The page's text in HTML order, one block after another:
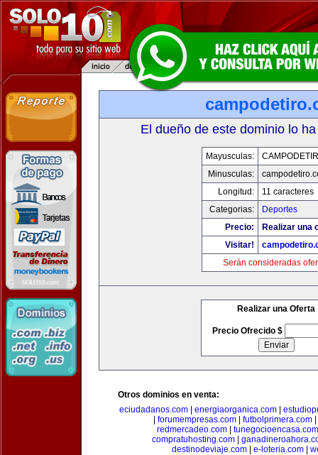
El dueño de este dominio lo
Mayusculas:
Minusculas:
Longitud:
11 caracteres
Categorias:
Deportes
Precio:
Realizar una
Visitar!
Serán consideradas
Realizar una Oferta
Precio Ofrecido $
Otros dominios en venta:
eciudadanos.com| energiaorganica.com|
forumempresas.com futbolprimera.com
redmercadeo.com| tunegocioencasa.com
compratuhosting.com|
destinodeviaje.com
e-loteria.com